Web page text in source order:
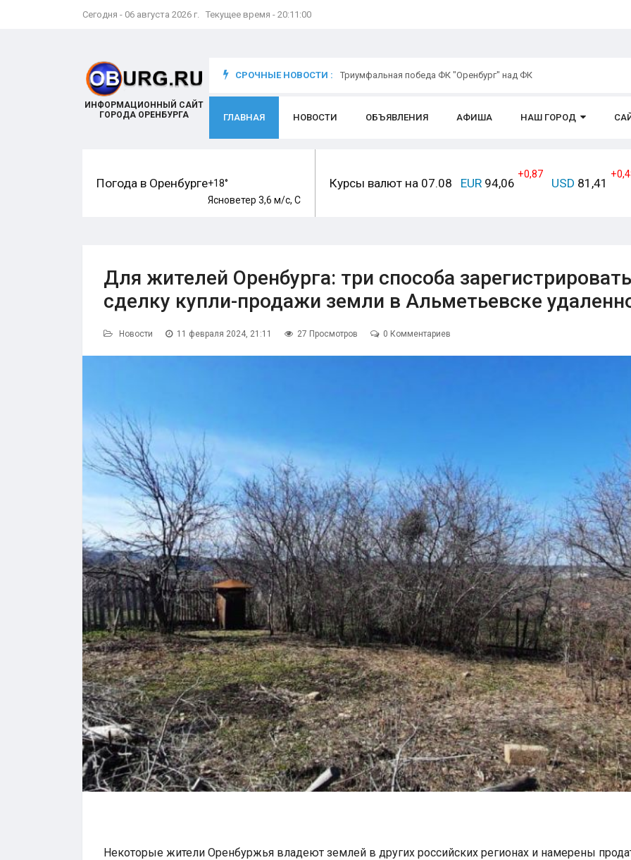
Сегодня - 06 августа 2026 г. Текущее время - 20:11:02
ИНФОРМАЦИОННЫЙ САЙТ
ГОРОДА ОРЕНБУРГА
СРОЧНЫЕ НОВОСТИ :
происходит с игроком Триумфальная победа ФК "Оренбург" над ФК
ГЛАВНАЯ НОВОСТИ ОБЪЯВЛЕНИЯ АФИША НАШ ГОРОД
Погода в Оренбурге+18°
Ясноветер 3,6 м/с, С
Курсы валют на 07.08 EUR 94,06
+0,87
USD 81,41
Для жителей Оренбурга: три способа зарегистрировать
сделку купли-продажи земли в Альметьевске
Новости 11 февраля 2024, 21:11 27 Просмотров 0 Комментариев
Некоторые жители Оренбуржья владеют землей в других российских регионах и намерены